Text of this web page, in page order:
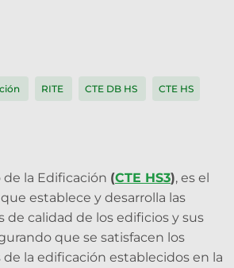
RITE CTE DB HS CTE HS
de la Edificación (CTE HS3), es el
establece y desarrolla las
de calidad de los edificios y sus
que se satisfacen los
la edificación establecidos en la